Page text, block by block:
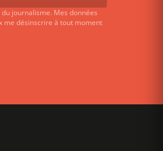
journalisme. Mes données
me désinscrire à tout moment